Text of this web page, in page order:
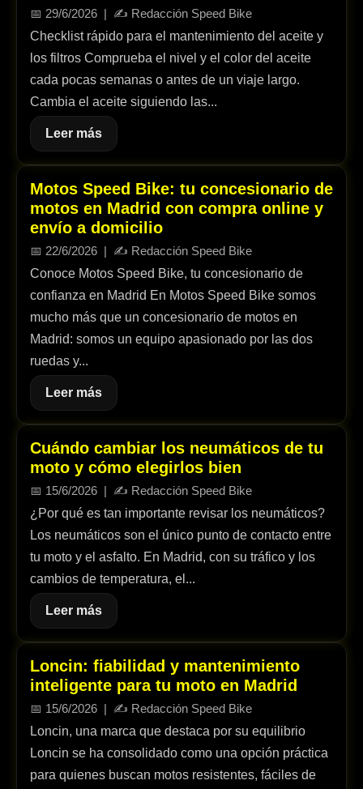
📅 29/6/2026 | ✍️ Redacción Speed Bike
Checklist rápido para el mantenimiento del aceite y
los filtros Comprueba el nivel y el color del aceite
cada pocas semanas o antes de un viaje largo.
Cambia el aceite siguiendo las...
Leer más
Motos Speed Bike: tu concesionario de
motos en Madrid con compra online y
envío a domicilio
📅 22/6/2026 | ✍️ Redacción Speed Bike
Conoce Motos Speed Bike, tu concesionario de
confianza en Madrid En Motos Speed Bike somos
mucho más que un concesionario de motos en
Madrid: somos un equipo apasionado por las dos
ruedas y...
Leer más
Cuándo cambiar los neumáticos de tu
moto y cómo elegirlos bien
📅 15/6/2026 | ✍️ Redacción Speed Bike
¿Por qué es tan importante revisar los neumáticos?
Los neumáticos son el único punto de contacto entre
tu moto y el asfalto. En Madrid, con su tráfico y los
cambios de temperatura, el...
Leer más
Loncin: fiabilidad y mantenimiento
inteligente para tu moto en Madrid
📅 15/6/2026 | ✍️ Redacción Speed Bike
Loncin, una marca que destaca por su equilibrio
Loncin se ha consolidado como una opción práctica
para quienes buscan motos resistentes, fáciles de